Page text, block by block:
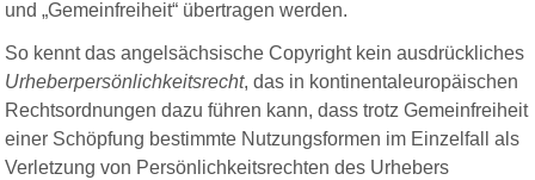
und „Gemeinfreiheit“ übertragen werden.
So kennt das angelsächsische Copyright kein ausdrückliches
Urheberpersönlichkeitsrecht, das in kontinentaleuropäischen
Rechtsordnungen dazu führen kann, dass trotz Gemeinfreiheit
einer Schöpfung bestimmte Nutzungsformen im Einzelfall als
Verletzung von Persönlichkeitsrechten des Urhebers